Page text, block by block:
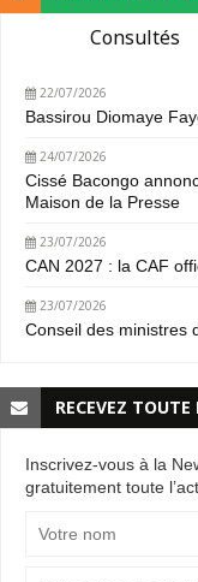
Consultés
22/07/2026
Bassirou Diomaye
24/07/2026
Cissé Bacongo
Maison de la Presse
23/07/2026
CAN 2027 : la CAF
23/07/2026
Conseil des ministres
RECEVEZ
Inscrivez-vous à la
gratuitement toute